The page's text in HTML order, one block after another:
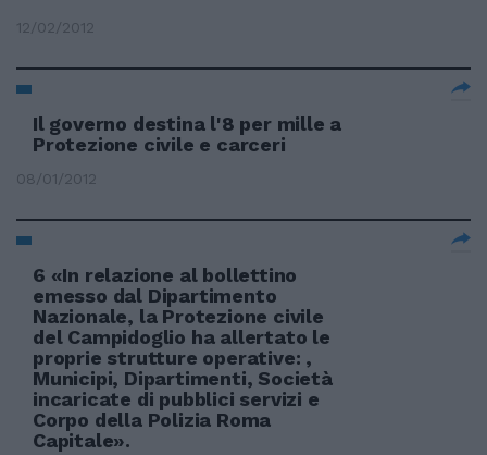
12/02/2012
Il governo destina l'8 per mille a
Protezione civile e carceri
08/01/2012
6 «In relazione al bollettino
emesso dal Dipartimento
Nazionale, la Protezione civile
del Campidoglio ha allertato le
proprie strutture operative: ,
Municipi, Dipartimenti, Società
incaricate di pubblici servizi e
Corpo della Polizia Roma
Capitale».